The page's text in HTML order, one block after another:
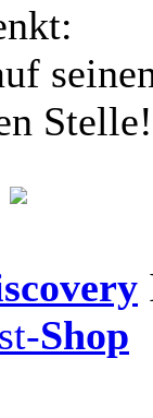
Stelle!
Shop